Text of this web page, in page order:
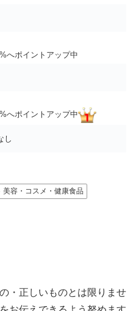
へポイントアップ中
へポイントアップ中
し
美容・コスメ・健康食品
・正しいものとは限りませ